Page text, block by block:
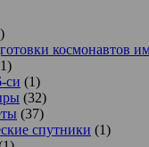
космонавтов
си (1)
(32)
(37)
спутники (1)